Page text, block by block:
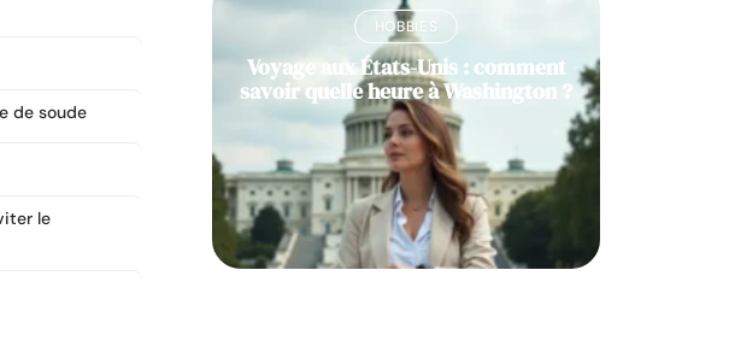
de soude
le
HOBBIES
Voyage aux États-Unis : comment
savoir quelle heure à Washington ?